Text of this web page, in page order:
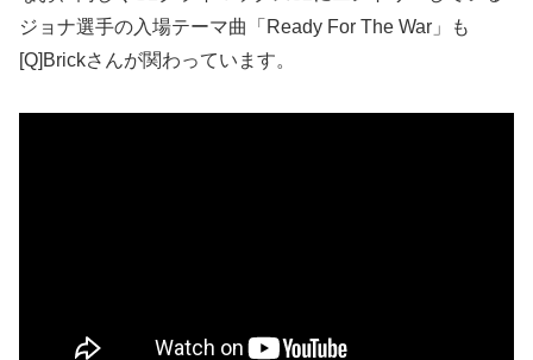
ジョナ選手の入場テーマ曲「Ready For The War」も
[Q]Brickさんが関わっています。